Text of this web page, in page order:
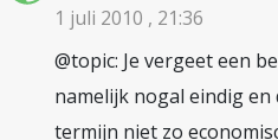
1 juli 2010 , 21:36
@topic: Je vergeet een
namelijk nogal eindig
termijn niet zo